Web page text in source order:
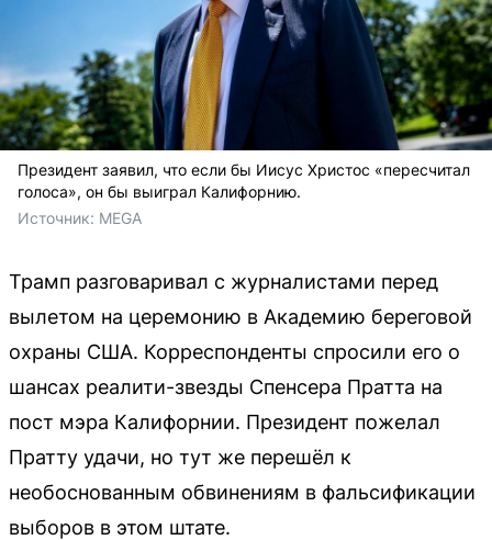
Президент заявил, что если бы Иисус Христос «пересчитал
голоса», он бы выиграл Калифорнию.
Источник: MEGA
Трамп разговаривал с журналистами перед
вылетом на церемонию в Академию береговой
охраны США. Корреспонденты спросили его о
шансах реалити-звезды Спенсера Пратта на
пост мэра Калифорнии. Президент пожелал
Пратту удачи, но тут же перешёл к
необоснованным обвинениям в фальсификации
выборов в этом штате.